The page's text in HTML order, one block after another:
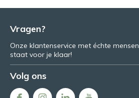
Vragen?
Onze klantenservice met échte mensen
staat voor je klaar!
Volg ons